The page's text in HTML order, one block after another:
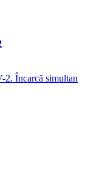
Încarcă simultan